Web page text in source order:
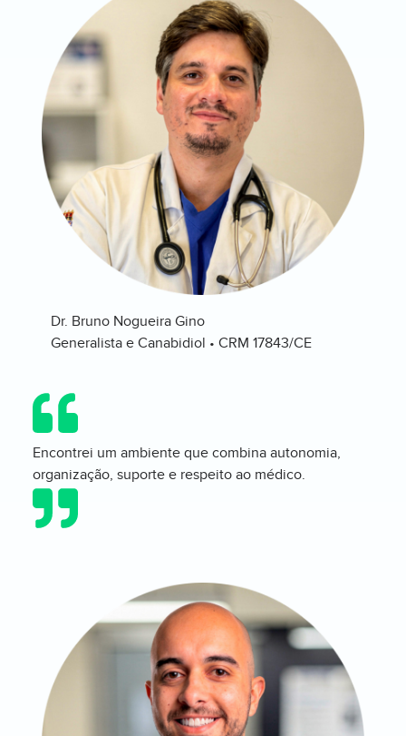
Dr. Bruno Nogueira Gino
Generalista e Canabidiol • CRM 17843/CE
Encontrei um ambiente que combina autonomia,
organização, suporte e respeito ao médico.